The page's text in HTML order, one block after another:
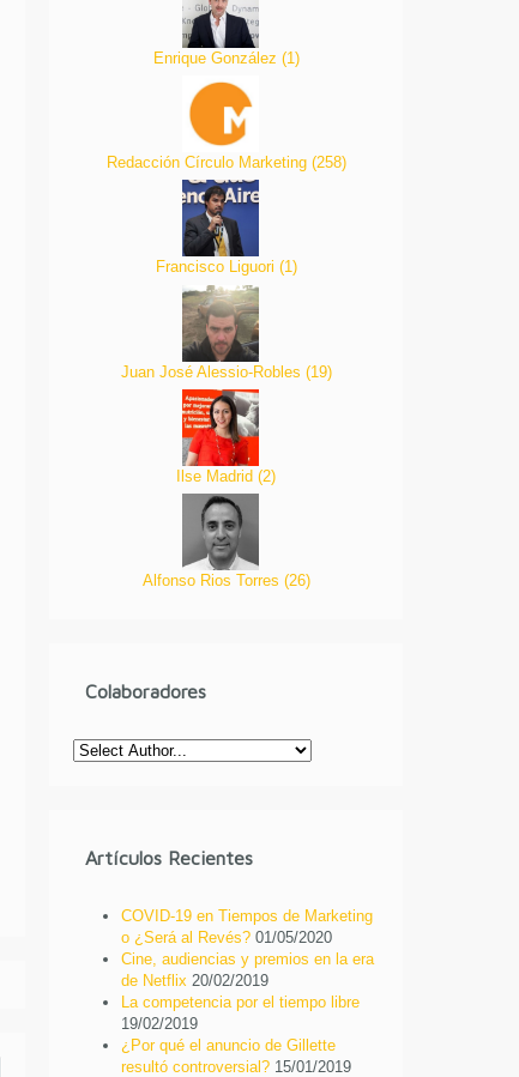
Enrique González (1)
Redacción Círculo Marketing (258)
Francisco Liguori (1)
Juan José Alessio-Robles (19)
Ilse Madrid(2)
Alfonso Rios Torres (26)
Colaboradores
Artículos Recientes
COVID-19 en Tiempos de Marketing
o ¿Será al Revés? 01/05/2020
Cine, audiencias y premios en la era
de Netflix 20/02/2019
La competencia por el tiempo libre
19/02/2019
¿Por qué el anuncio de Gillette
resultó controversial? 15/01/2019